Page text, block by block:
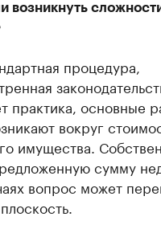
возникнуть
процедура,
практика, основные
вокруг
имущества.
сумму
вопрос может